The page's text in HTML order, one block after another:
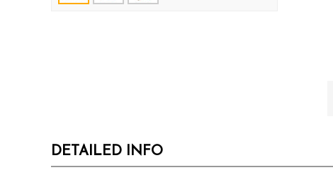
DETAILED INFO